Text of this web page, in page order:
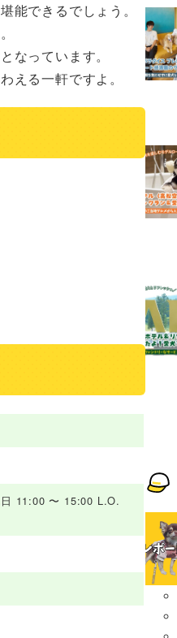
能できるでしょう。
なっています。
える一軒ですよ。
11:00 〜 15:00 L.O.